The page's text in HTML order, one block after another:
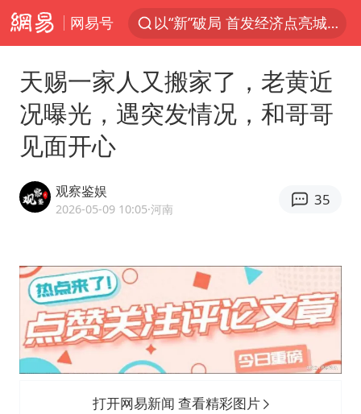
网易号
以“新”破局 首发经济点亮城市消费活力
台风白海豚逼近 暴雨大暴雨来袭
47岁妈妈突然产女 26岁女儿：很震惊
A股开盘：民爆、CPO等概念走强
21楼高空抛物嫌疑人被拘留
男子杀人后逃进深山21年活得像野人
日韩股市高开跳水 SK海力士下挫转跌
台风白海豚最新路径研判来了
天赐一家人又搬家了，老黄近
况曝光，遇突发情况，和哥哥
见面开心
观察鉴娱
2026-05-09 10:05·河南
35
打开网易新闻 查看精彩图片